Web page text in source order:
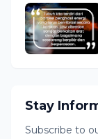
Stay
Subscribe to